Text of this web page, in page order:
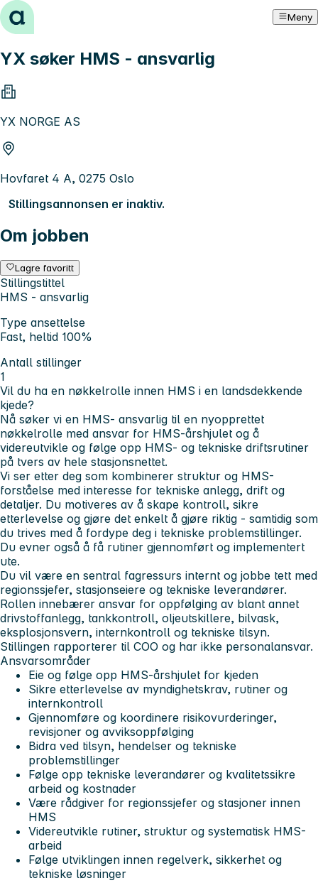
Hopp til innhold Meny
YX søker HMS - ansvarlig
YX NORGE AS
Hovfaret 4 A, 0275 Oslo
Stillingsannonsen er inaktiv.
Om jobben
Lagre favoritt
Stillingstittel
HMS - ansvarlig
Type ansettelse
Fast, heltid 100%
Antall stillinger
1
Vil du ha en nøkkelrolle innen HMS i en landsdekkende
kjede?
Nå søker vi en HMS- ansvarlig til en nyopprettet
nøkkelrolle med ansvar for HMS-årshjulet og å
videreutvikle og følge opp HMS- og tekniske driftsrutiner
på tvers av hele stasjonsnettet.
Vi ser etter deg som kombinerer struktur og HMS-
forståelse med interesse for tekniske anlegg, drift og
detaljer. Du motiveres av å skape kontroll, sikre
etterlevelse og gjøre det enkelt å gjøre riktig - samtidig som
du trives med å fordype deg i tekniske problemstillinger.
Du evner også å få rutiner gjennomført og implementert
ute.
Du vil være en sentral fagressurs internt og jobbe tett med
regionssjefer, stasjonseiere og tekniske leverandører.
Rollen innebærer ansvar for oppfølging av blant annet
drivstoffanlegg, tankkontroll, oljeutskillere, bilvask,
eksplosjonsvern, internkontroll og tekniske tilsyn.
Stillingen rapporterer til COO og har ikke personalansvar.
Ansvarsområder
Eie og følge opp HMS-årshjulet for kjeden
Sikre etterlevelse av myndighetskrav, rutiner og
internkontroll
Gjennomføre og koordinere risikovurderinger,
revisjoner og avviksoppfølging
Bidra ved tilsyn, hendelser og tekniske
problemstillinger
Følge opp tekniske leverandører og kvalitetssikre
arbeid og kostnader
Være rådgiver for regionssjefer og stasjoner innen
HMS
Videreutvikle rutiner, struktur og systematisk HMS-
arbeid
Følge utviklingen innen regelverk, sikkerhet og
tekniske løsninger